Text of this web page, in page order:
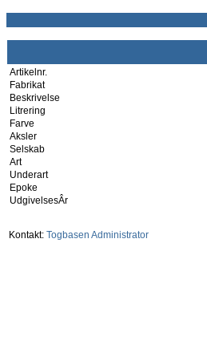
Artikelnr.
Fabrikat
Beskrivelse
Litrering
Farve
Aksler
Selskab
Art
Underart
Epoke
UdgivelsesÂr
Kontakt: Togbasen Administrator